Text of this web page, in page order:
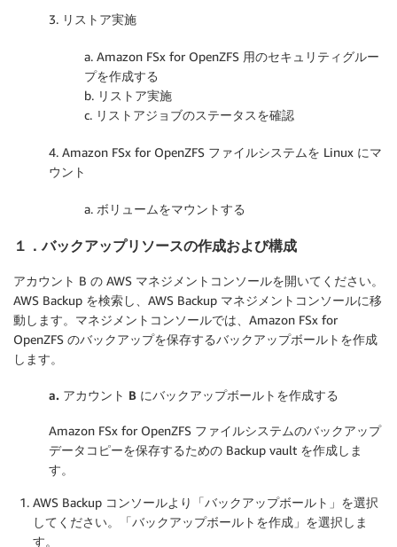
3. リストア実施
a. Amazon FSx for OpenZFS 用のセキュリティグルー
プを作成する
b. リストア実施
c. リストアジョブのステータスを確認
4. Amazon FSx for OpenZFS ファイルシステムを Linux にマ
ウント
a. ボリュームをマウントする
１．バックアップリソースの作成および構成
アカウント B の AWS マネジメントコンソールを開いてください。
AWS Backup を検索し、AWS Backup マネジメントコンソールに移
動します。マネジメントコンソールでは、Amazon FSx for
OpenZFS のバックアップを保存するバックアップボールトを作成
します。
a. アカウント B にバックアップボールトを作成する
Amazon FSx for OpenZFS ファイルシステムのバックアップ
データコピーを保存するための Backup vault を作成しま
す。
AWS Backup コンソールより「バックアップボールト 」を選択
してください。「バックアップボールトを作成 」を選択しま
す。